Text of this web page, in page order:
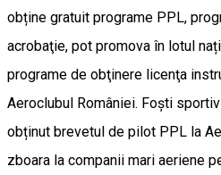
obține gratuit programe PPL,
acrobaţie, pot promova în lotul
programe de obţinere licenţa
Aeroclubul României. Foști
obținut brevetul de pilot PPL la
zboara la companii mari aeriene